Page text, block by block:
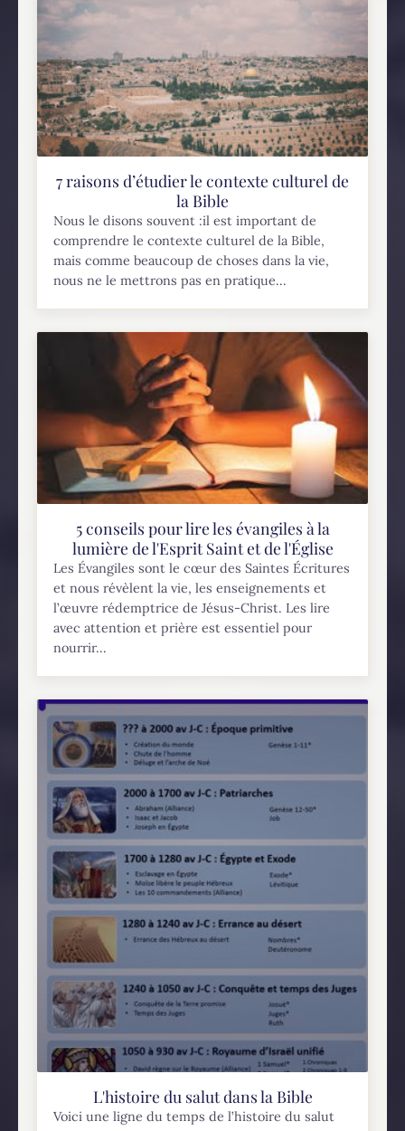
7 raisons d’étudier le contexte culturel de
la Bible
Nous le disons souvent :il est important de
comprendre le contexte culturel de la Bible,
mais comme beaucoup de choses dans la vie,
nous ne le mettrons pas en pratique...
5 conseils pour lire les évangiles à la
lumière de l'Esprit Saint et de l'Église
Les Évangiles sont le cœur des Saintes Écritures
et nous révèlent la vie, les enseignements et
l’œuvre rédemptrice de Jésus-Christ. Les lire
avec attention et prière est essentiel pour
nourrir...
L'histoire du salut dans la Bible
Voici une ligne du temps de l’histoire du salut